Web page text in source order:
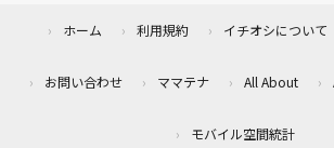
ホーム 利用規約 イチオシについて
お問い合わせ ママテナ All About
モバイル空間統計